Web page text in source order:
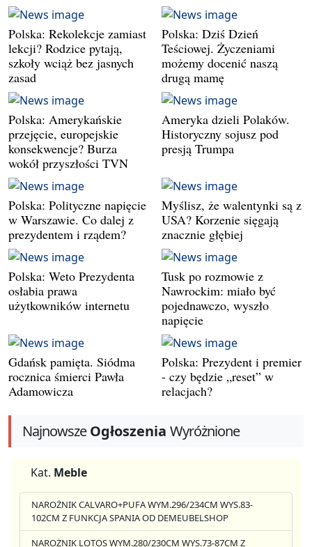
Polska: Rekolekcje zamiast
lekcji? Rodzice pytają,
szkoły wciąż bez jasnych
zasad
Polska: Dziś Dzień
Teściowej. Życzeniami
możemy docenić naszą
drugą mamę
Polska: Amerykańskie
przejęcie, europejskie
konsekwencje? Burza
wokół przyszłości TVN
Ameryka dzieli Polaków.
Historyczny sojusz pod
presją Trumpa
Polska: Polityczne napięcie
w Warszawie. Co dalej z
prezydentem i rządem?
Myślisz, że walentynki są z
USA? Korzenie sięgają
znacznie głębiej
Polska: Weto Prezydenta
osłabia prawa
użytkowników internetu
Tusk po rozmowie z
Nawrockim: miało być
pojednawczo, wyszło
napięcie
Gdańsk pamięta. Siódma
rocznica śmierci Pawła
Adamowicza
Polska: Prezydent i premier
- czy będzie „reset” w
relacjach?
NajnowszeOgłoszenia Wyróżnione
Kat. Meble
NAROŻNIK CALVARO+PUFA WYM.296/234CM WYS.83-
102CM Z FUNKCJA SPANIA OD DEMEUBELSHOP
NAROŻNIK LOTOS WYM.280/230CM WYS.73-87CM Z